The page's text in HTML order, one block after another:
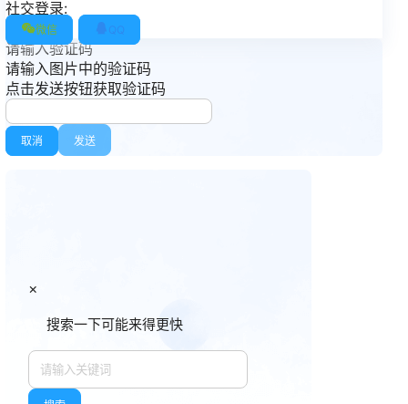
社交登录:
微信
请输入验证码
请输入图片中的验证码
点击发送按钮获取验证码
取消 发送
×
搜索一下可能来得更快